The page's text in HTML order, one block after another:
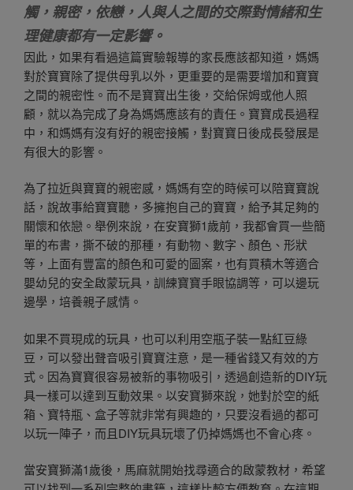
觸，親密，依戀，人與人之間的交際對情緒和生
理健康都有一定影響。
因此，如果有看過這篇實驗報導的家長應該都知道，媽媽
對於寶寶除了提供母乳以外，更重要的是需要增加和寶寶
之間的親密性。而不是寶寶出生後，交給保姆或他人照
顧，就以為完成了身為媽媽應該有的責任。寶寶成長過程
中，和媽媽有沒有好的親密接觸，對寶寶日後成長發展是
有很大的影響。
為了拉近與寶寶的親密感，媽媽有空的時候可以陪寶寶說
話，說故事給寶寶聽，多擁抱自己的寶寶，給予其足夠的
關懷和依戀。舉例來說，在安寶獅1歲前，我都會買一些簡
單的布書，撕不破的那種，有動物、數字、顏色、形狀
等，上面有豐富的顏色和可愛的圖案，也有買積木等適合
嬰幼兒的安全啟蒙玩具，訓練寶寶手眼協調等，可以邊玩
邊學，培養親子感情。
如果不買現成的玩具，也可以利用空瓶子裝一點紅豆綠
豆，可以發出聲音吸引寶寶注意，是一種省錢又有效的方
式。因為寶寶很容易被新的事物吸引，透過創造新的DIY玩
具一樣可以達到互動效果。以安寶獅來說，她對於空的紙
箱、寶特瓶、盒子等就非常有興趣的，只要沒看過的都可
以玩一陣子，而且DIY玩具玩壞了仍掉媽媽也不會心疼。
當安寶獅滿1歲後，馬麻就開始找尋適合的啟蒙教材，希望